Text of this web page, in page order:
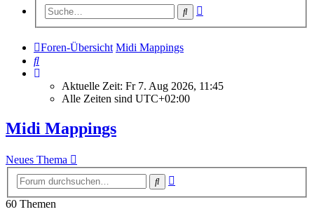
Suche
Foren-Übersicht Midi Mappings
Suche
Aktuelle Zeit: Fr 7. Aug 2026, 11:45
Alle Zeiten sind UTC+02:00
Midi Mappings
Neues Thema
Suche
60 Themen